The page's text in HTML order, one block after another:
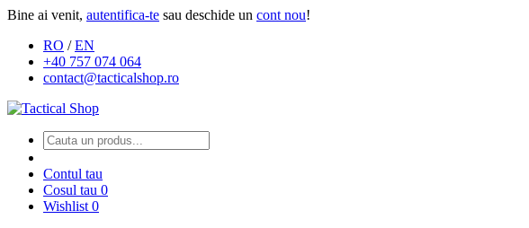
Bine ai venit, autentifica-te sau deschide un cont nou!
RO /EN
+40 757 074 064
contact@tacticalshop.ro
Contul tau
Cosul tau 0
Wishlist 0